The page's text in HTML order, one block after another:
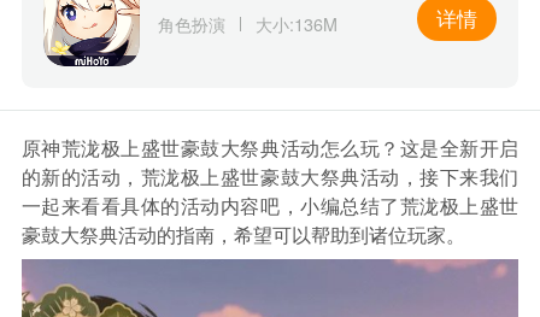
角色扮演 大小:136M 详情
原神荒泷极上盛世豪鼓大祭典活动怎么玩？这是全新开启
的新的活动，荒泷极上盛世豪鼓大祭典活动，接下来我们
一起来看看具体的活动内容吧，小编总结了荒泷极上盛世
豪鼓大祭典活动的指南，希望可以帮助到诸位玩家。